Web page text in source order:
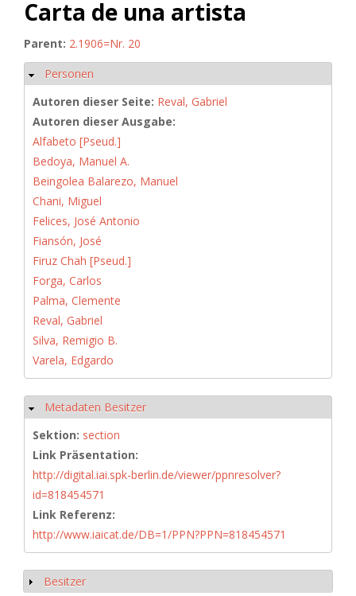
Carta de una artista
Parent: 2.1906=Nr. 20
Ausblenden
Personen
Autoren dieser Seite: Reval, Gabriel
Autoren dieser Ausgabe:
Alfabeto [Pseud.]
Bedoya, Manuel A.
Beingolea Balarezo, Manuel
Chani, Miguel
Felices, José Antonio
Fiansón, José
Firuz Chah [Pseud.]
Forga, Carlos
Palma, Clemente
Reval, Gabriel
Silva, Remigio B.
Varela, Edgardo
Ausblenden
Metadaten Besitzer
Sektion: section
Link Präsentation:
http://digital.iai.spk-berlin.de/viewer/ppnresolver?
id=818454571
Link Referenz:
http://www.iaicat.de/DB=1/PPN?PPN=818454571
Anzeigen
Besitzer